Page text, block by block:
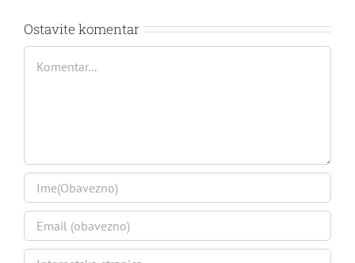
Ostavite komentar
Comment